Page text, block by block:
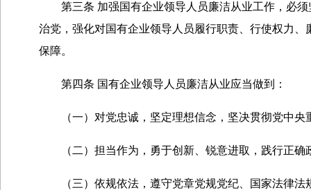
第三条 加强国有企业领导人员廉洁从业工作，必须
治党，强化对国有企业领导人员履行职责、行使权力
保障。
第四条 国有企业领导人员廉洁从业应当做到：
（一）对党忠诚，坚定理想信念，坚决贯彻党中央
（二）担当作为，勇于创新、锐意进取，践行正确
（三）依规依法，遵守党章党规党纪、国家法律法